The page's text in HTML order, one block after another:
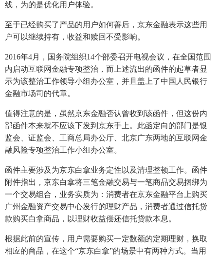
线，为的是优化用户体验。
至于已经购买了产品的用户如何善后，京东金融表示这些用
户可以继续持有，收益和赎回不受影响。
2016年4月，国务院组织14个部委召开电视会议，在全国范围
内启动互联网金融专项整治，而上述流出的函件的起草者显
示为该整治工作领导小组办公室，并且盖上了中国人民银行
金融市场司的代章。
值得注意的是，虽然京东金融否认曾收到该函件，但这份内
部函件本来就不应该下发到京东手上。此函定向的部门是银
监会、证监会、工商总局办公厅、北京广东两地的互联网金
融风险专项整治工作小组办公室。
函件主要涉及为京东白拿业务定性以及清理整顿工作。函件
附件指出，京东白拿将三笔金融交易与一笔商品交易捆绑为
一个交易组合，业务实质为：消费者在京东金融平台上购买
广州金融资产交易中心发行的理财产品，消费者通过信托贷
款购买白拿商品，以理财收益偿还信托贷款本息。
根据此前的宣传，用户需要购买一定数额的定期理财，换取
相应的商品，在这个“京东白拿”的场景中有两种方式。当用